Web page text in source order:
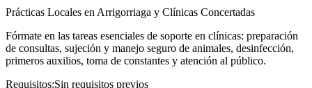
Prácticas Locales en Arrigorriaga y Clínicas Concertadas
Fórmate en las tareas esenciales de soporte en clínicas: preparación
de consultas, sujeción y manejo seguro de animales, desinfección,
primeros auxilios, toma de constantes y atención al público.
Requisitos:Sin requisitos previos